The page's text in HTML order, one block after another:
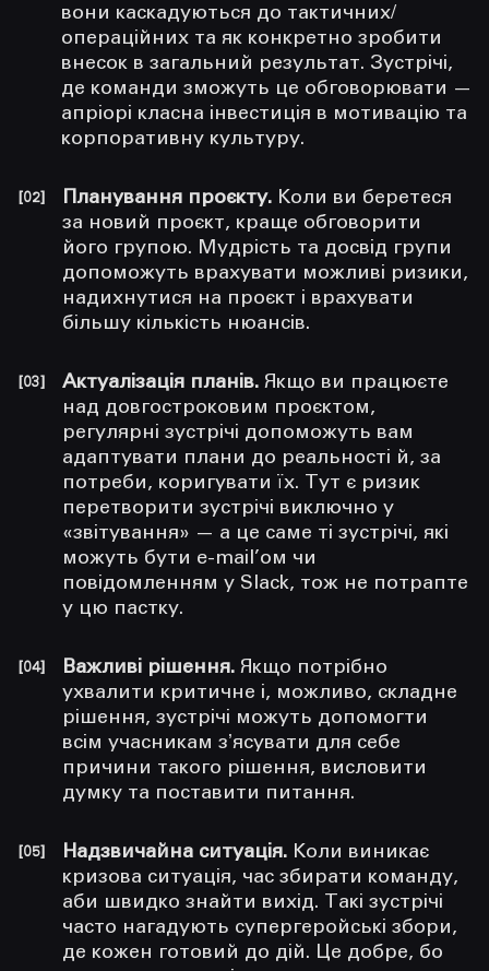
вони каскадуються до тактичних/
операційних та як конкретно зробити
внесок в загальний результат. Зустрічі,
де команди зможуть це обговорювати —
апріорі класна інвестиція в мотивацію та
корпоративну культуру.
Планування проєкту. Коли ви беретеся
за новий проєкт, краще обговорити
його групою. Мудрість та досвід групи
допоможуть врахувати можливі ризики,
надихнутися на проєкт і врахувати
більшу кількість нюансів.
Актуалізація планів. Якщо ви працюєте
над довгостроковим проєктом,
регулярні зустрічі допоможуть вам
адаптувати плани до реальності й, за
потреби, коригувати їх. Тут є ризик
перетворити зустрічі виключно у
«звітування» — а це саме ті зустрічі, які
можуть бути e-mail’ом чи
повідомленням у Slack, тож не потрапте
у цю пастку.
Важливі рішення. Якщо потрібно
ухвалити критичне і, можливо, складне
рішення, зустрічі можуть допомогти
всім учасникам зʼясувати для себе
причини такого рішення, висловити
думку та поставити питання.
Надзвичайна ситуація. Коли виникає
кризова ситуація, час збирати команду,
аби швидко знайти вихід. Такі зустрічі
часто нагадують супергеройські збори,
де кожен готовий до дій. Це добре, бо